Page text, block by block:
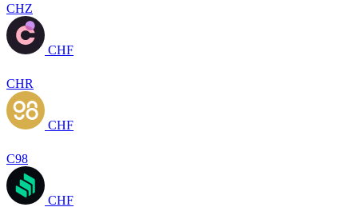
CHZ
CHF
CHR
CHF
C98
CHF